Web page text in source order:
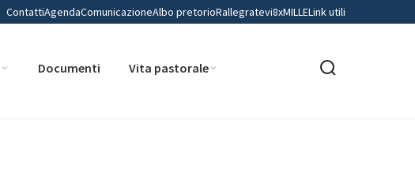
ContattiAgendaComunicazioneAlbo pretorioRallegratevi8xMILLELink utili
Documenti Vita pastorale